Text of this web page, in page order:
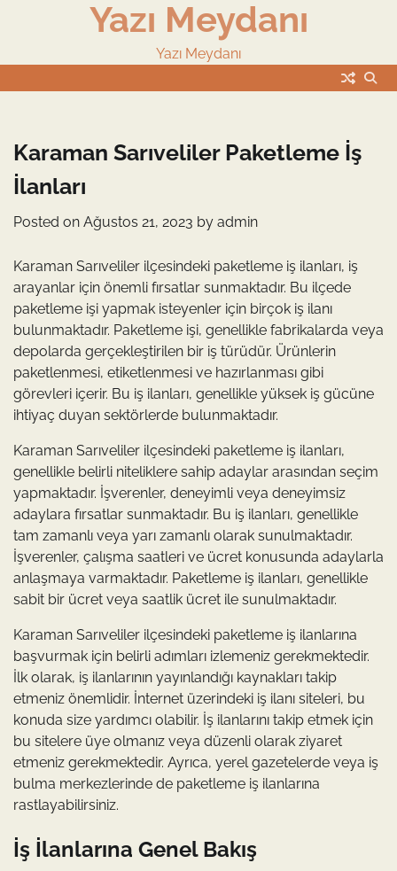
Yazı Meydanı
Yazı Meydanı
Karaman Sarıveliler Paketleme İş
İlanları
Posted on Ağustos 21, 2023 by admin
Karaman Sarıveliler ilçesindeki paketleme iş ilanları, iş
arayanlar için önemli fırsatlar sunmaktadır. Bu ilçede
paketleme işi yapmak isteyenler için birçok iş ilanı
bulunmaktadır. Paketleme işi, genellikle fabrikalarda veya
depolarda gerçekleştirilen bir iş türüdür. Ürünlerin
paketlenmesi, etiketlenmesi ve hazırlanması gibi
görevleri içerir. Bu iş ilanları, genellikle yüksek iş gücüne
ihtiyaç duyan sektörlerde bulunmaktadır.
Karaman Sarıveliler ilçesindeki paketleme iş ilanları,
genellikle belirli niteliklere sahip adaylar arasından seçim
yapmaktadır. İşverenler, deneyimli veya deneyimsiz
adaylara fırsatlar sunmaktadır. Bu iş ilanları, genellikle
tam zamanlı veya yarı zamanlı olarak sunulmaktadır.
İşverenler, çalışma saatleri ve ücret konusunda adaylarla
anlaşmaya varmaktadır. Paketleme iş ilanları, genellikle
sabit bir ücret veya saatlik ücret ile sunulmaktadır.
Karaman Sarıveliler ilçesindeki paketleme iş ilanlarına
başvurmak için belirli adımları izlemeniz gerekmektedir.
İlk olarak, iş ilanlarının yayınlandığı kaynakları takip
etmeniz önemlidir. İnternet üzerindeki iş ilanı siteleri, bu
konuda size yardımcı olabilir. İş ilanlarını takip etmek için
bu sitelere üye olmanız veya düzenli olarak ziyaret
etmeniz gerekmektedir. Ayrıca, yerel gazetelerde veya iş
bulma merkezlerinde de paketleme iş ilanlarına
rastlayabilirsiniz.
İş İlanlarına Genel Bakış